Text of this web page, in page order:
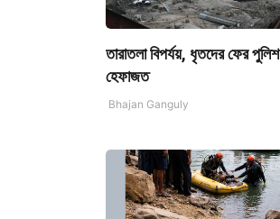
তারাতলা বিপর্যয়, ধৃতদের ফের পুলিশ
হেফাজত
Bhajan Ganguly